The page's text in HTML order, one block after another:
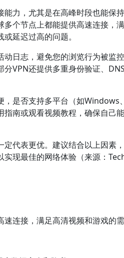
力，尤其是在高峰时段也能保
个节点上都能提供高速连接，
延迟过高的问题。
日志，避免您的浏览行为被监
VPN还提供多重身份验证、
是否支持多平台（如
南或观看视频教程，确保自己
代表更优。建议结合以上因素
现最佳的网络体验（来源：
连接，满足高清视频和游戏的需